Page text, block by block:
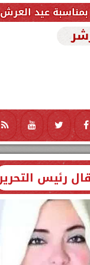
المجيد
تكنولوجيا
رئيس